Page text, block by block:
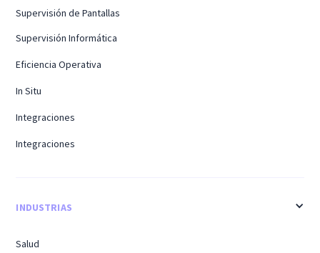
Supervisión de Pantallas
Supervisión Informática
Eficiencia Operativa
In Situ
Integraciones
Integraciones
INDUSTRIAS
Salud